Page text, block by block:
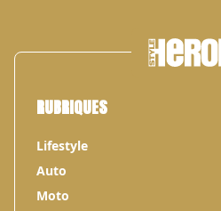
RUBRIQUES
Lifestyle
Auto
Moto